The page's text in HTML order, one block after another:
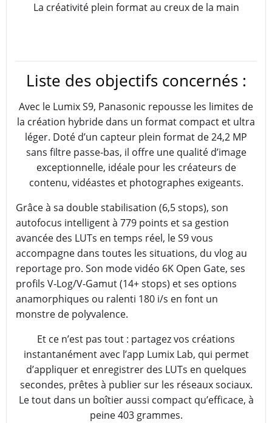
La créativité plein format au creux de la main
Liste des objectifs concernés :
Avec le Lumix S9, Panasonic repousse les limites de
la création hybride dans un format compact et ultra
léger. Doté d’un capteur plein format de 24,2 MP
sans filtre passe-bas, il offre une qualité d’image
exceptionnelle, idéale pour les créateurs de
contenu, vidéastes et photographes exigeants.
Grâce à sa double stabilisation (6,5 stops), son
autofocus intelligent à 779 points et sa gestion
avancée des LUTs en temps réel, le S9 vous
accompagne dans toutes les situations, du vlog au
reportage pro. Son mode vidéo 6K Open Gate, ses
profils V-Log/V-Gamut (14+ stops) et ses options
anamorphiques ou ralenti 180 i/s en font un
monstre de polyvalence.
Et ce n’est pas tout : partagez vos créations
instantanément avec l’app Lumix Lab, qui permet
d’appliquer et enregistrer des LUTs en quelques
secondes, prêtes à publier sur les réseaux sociaux.
Le tout dans un boîtier aussi compact qu’efficace, à
peine 403 grammes.